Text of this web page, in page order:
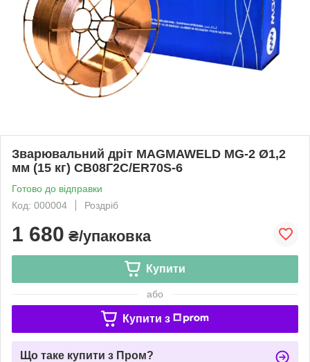
Зварювальний дріт MAGMAWELD MG-2 Ø1,2
мм (15 кг) СВ08Г2С/ЕR70S-6
Готово до відправки
Код: 000004
Роздріб
1 680 ₴/упаковка
Купити
або
Купити з
Що таке купити з Пром?